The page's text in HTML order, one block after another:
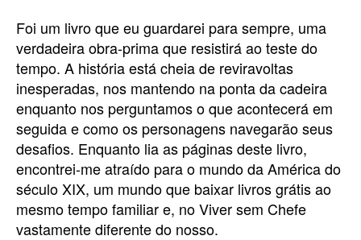
Foi um livro que eu guardarei para sempre, uma
verdadeira obra-prima que resistirá ao teste do
tempo. A história está cheia de reviravoltas
inesperadas, nos mantendo na ponta da cadeira
enquanto nos perguntamos o que acontecerá em
seguida e como os personagens navegarão seus
desafios. Enquanto lia as páginas deste livro,
encontrei-me atraído para o mundo da América do
século XIX, um mundo que baixar livros grátis ao
mesmo tempo familiar e, no Viver sem Chefe
vastamente diferente do nosso.